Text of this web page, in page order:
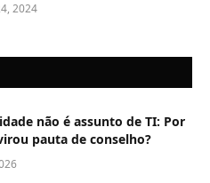
2024
não é assunto de TI: Por
pauta de conselho?